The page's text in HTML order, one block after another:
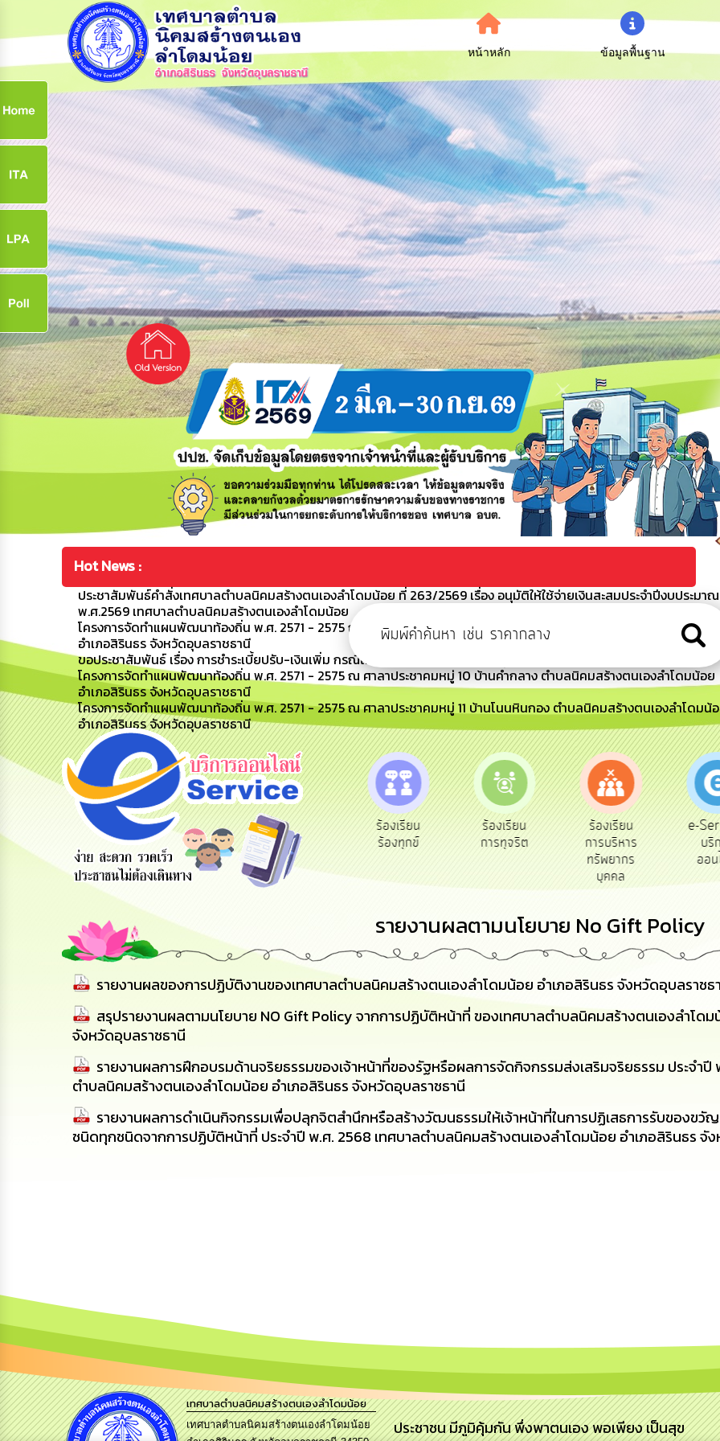
หน้าหลัก ข้อมูลพื้นฐาน
Hot News :
ประชาสัมพันธ์คำสั่งเทศบาลตำบลนิคมสร้างตนเองลำโดมน้อย ที่ 263/2569 เรื่อง อนุมัติให้ใช้จ่ายเงินสะสมประจำปีงบประมาณ
พ.ศ.2569 เทศบาลตำบลนิคมสร้างตนเองลำโดมน้อย
โครงการจัดทำแผนพัฒนาท้องถิ่น พ.ศ. 2571 - 2575 ณ ศาลาประชาคมหมู่ 12 บ้านโนนสูง ตำบลนิคมสร้างตนเองลำโดมน้อย
อำเภอสิรินธร จังหวัดอุบลราชธานี
ขอประชาสัมพันธ์ เรื่อง การชำระเบี้ยปรับ-เงินเพิ่ม กรณีไม่ได้ชำระภาษีที่ดินและสิ่งปลูกสร้างภายในเวลาที่กำหนด
โครงการจัดทำแผนพัฒนาท้องถิ่น พ.ศ. 2571 - 2575 ณ ศาลาประชาคมหมู่ 10 บ้านคำกลาง ตำบลนิคมสร้างตนเองลำโดมน้อย
อำเภอสิรินธร จังหวัดอุบลราชธานี
โครงการจัดทำแผนพัฒนาท้องถิ่น พ.ศ. 2571 - 2575 ณ ศาลาประชาคมหมู่ 11 บ้านโนนหินกอง ตำบลนิคมสร้างตนเองลำโดมน้
อำเภอสิรินธร จังหวัดอุบลราชธานี
ข้อมูลการ
สายด่วนผู้
บริหาร
รับฟังความ
คิดเห็น
ประชาชน
ร้องเรียน
ร้องทุกข์
ร้องเรียน
การทุจริต
ร้องเรียน
การบริหาร
ทรัพยากร
บุคคล
e-
บริ
ออน
รายงานผลตามนโยบาย No Gift Policy
รายงานผลของการปฏิบัติงานของเทศบาลตำบลนิคมสร้างตนเองลำโดมน้อย อำเภอสิรินธร จังหวัดอุบลราชธ
สรุปรายงานผลตามนโยบาย NO Gift Policy จากการปฏิบัติหน้าที่ ของเทศบาลตำบลนิคมสร้างตนเองลำโดม
จังหวัดอุบลราชธานี
รายงานผลการฝึกอบรมด้านจริยธรรมของเจ้าหน้าที่ของรัฐหรือผลการจัดกิจกรรมส่งเสริมจริยธรรม ประจำปี
ตำบลนิคมสร้างตนเองลำโดมน้อย อำเภอสิรินธร จังหวัดอุบลราชธานี
รายงานผลการดำเนินกิจกรรมเพื่อปลุกจิตสำนึกหรือสร้างวัฒนธรรมให้เจ้าหน้าที่ในการปฏิเสธการรับของขวั
ชนิดทุกชนิดจากการปฏิบัติหน้าที่ ประจำปี พ.ศ. 2568 เทศบาลตำบลนิคมสร้างตนเองลำโดมน้อย อำเภอสิรินธร จั
เทศบาลตำบลนิคมสร้างตนเองลำโดมน้อย
เทศบาลตำบลนิคมสร้างตนเองลำโดมน้อย
ประชาชน มีภูมิคุ้มกัน พึ่งพาตนเอง พอเพียง เป็นสุข